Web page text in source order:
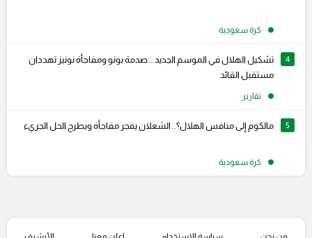
كرة سعودية
4
تشكيل الهلال في الموسم الجديد .. صدمة بونو ومفاجأة نونيز تهددان
مستقبل القائد
تقارير
5 مالكوم إلى منافس الهلال؟.. الشعلان يفجر مفاجأة ويطرح الحل الجريء
كرة سعودية